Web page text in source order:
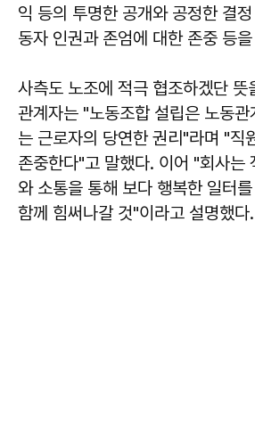
익 등의 투명한 공개와 공정한
동자 인권과 존엄에 대한 존중 등
사측도 노조에 적극 협조하겠단 뜻
관계자는 "노동조합 설립은 노동
는 근로자의 당연한 권리"라며 "직
존중한다"고 말했다. 이어 "회사는
와 소통을 통해 보다 행복한 일터
함께 힘써나갈 것"이라고 설명했다.